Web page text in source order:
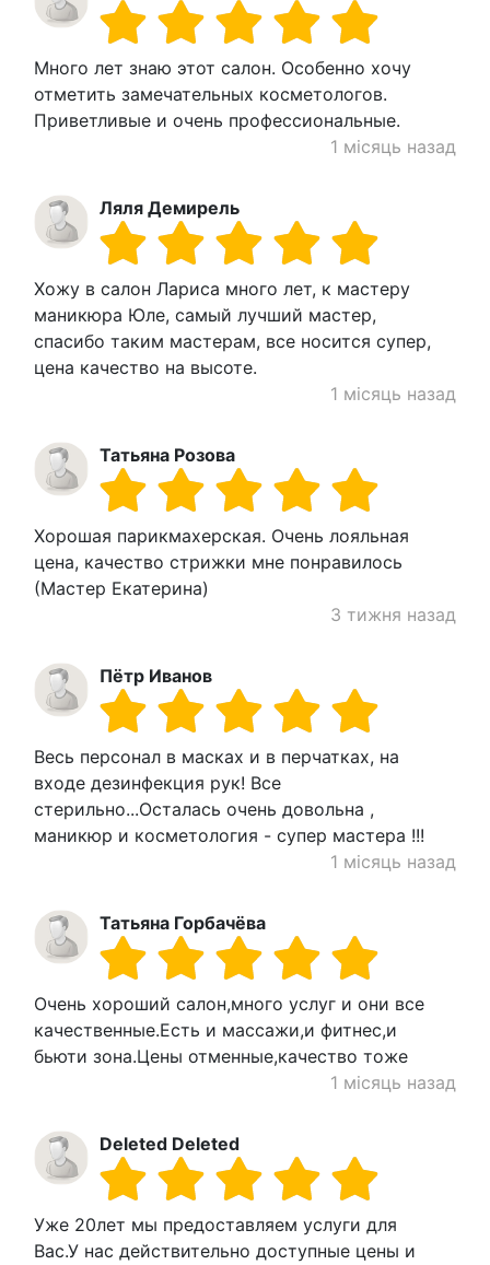
Много лет знаю этот салон. Особенно хочу
отметить замечательных косметологов.
Приветливые и очень профессиональные.
1 місяць назад
Ляля Демирель
Хожу в салон Лариса много лет, к мастеру
маникюра Юле, самый лучший мастер,
спасибо таким мастерам, все носится супер,
цена качество на высоте.
1 місяць назад
Татьяна Розова
Хорошая парикмахерская. Очень лояльная
цена, качество стрижки мне понравилось
(Мастер Екатерина)
3 тижня назад
Пётр Иванов
Весь персонал в масках и в перчатках, на
входе дезинфекция рук! Все
стерильно...Осталась очень довольна ,
маникюр и косметология - супер мастера !!!
1 місяць назад
Татьяна Горбачёва
Очень хороший салон,много услуг и они все
качественные.Есть и массажи,и фитнес,и
бьюти зона.Цены отменные,качество тоже
1 місяць назад
Deleted Deleted
Уже 20лет мы предоставляем услуги для
Вас.У нас действительно доступные цены и